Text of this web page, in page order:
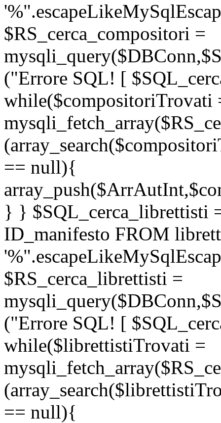
$RS_cerca_compositori =
("Errore SQL! [
while($compositoriTrovati
== null){
} } $SQL_cerca_librettisti
ID_manifesto FROM
$RS_cerca_librettisti =
("Errore SQL! [
while($librettistiTrovati =
== null){